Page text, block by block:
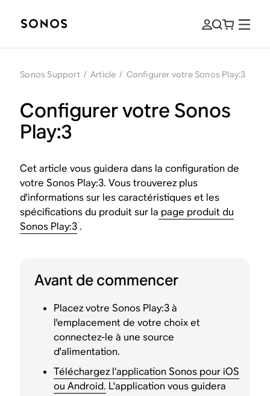
Sonos Support / Article / Configurer votre Sonos Play:3
Configurer votre Sonos
Play:3
Cet article vous guidera dans la configuration de
votre Sonos Play:3. Vous trouverez plus
d'informations sur les caractéristiques et les
spécifications du produit sur la page produit du
Sonos Play:3.
Avant de commencer
Placez votre Sonos Play:3 à
l'emplacement de votre choix et
connectez-le à une source
d'alimentation.
Téléchargez l’application Sonos pour iOS
ou Android. L'application vous guidera